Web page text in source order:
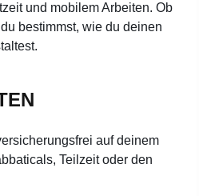
und mobilem Arbeiten. Ob
bestimmst, wie du deinen
auf deinem
Teilzeit oder den